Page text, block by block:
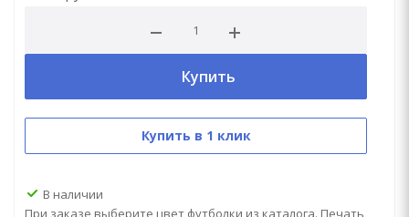
Купить
Купить в 1 клик
В наличии
При заказе выберите цвет футболки из каталога. Печать